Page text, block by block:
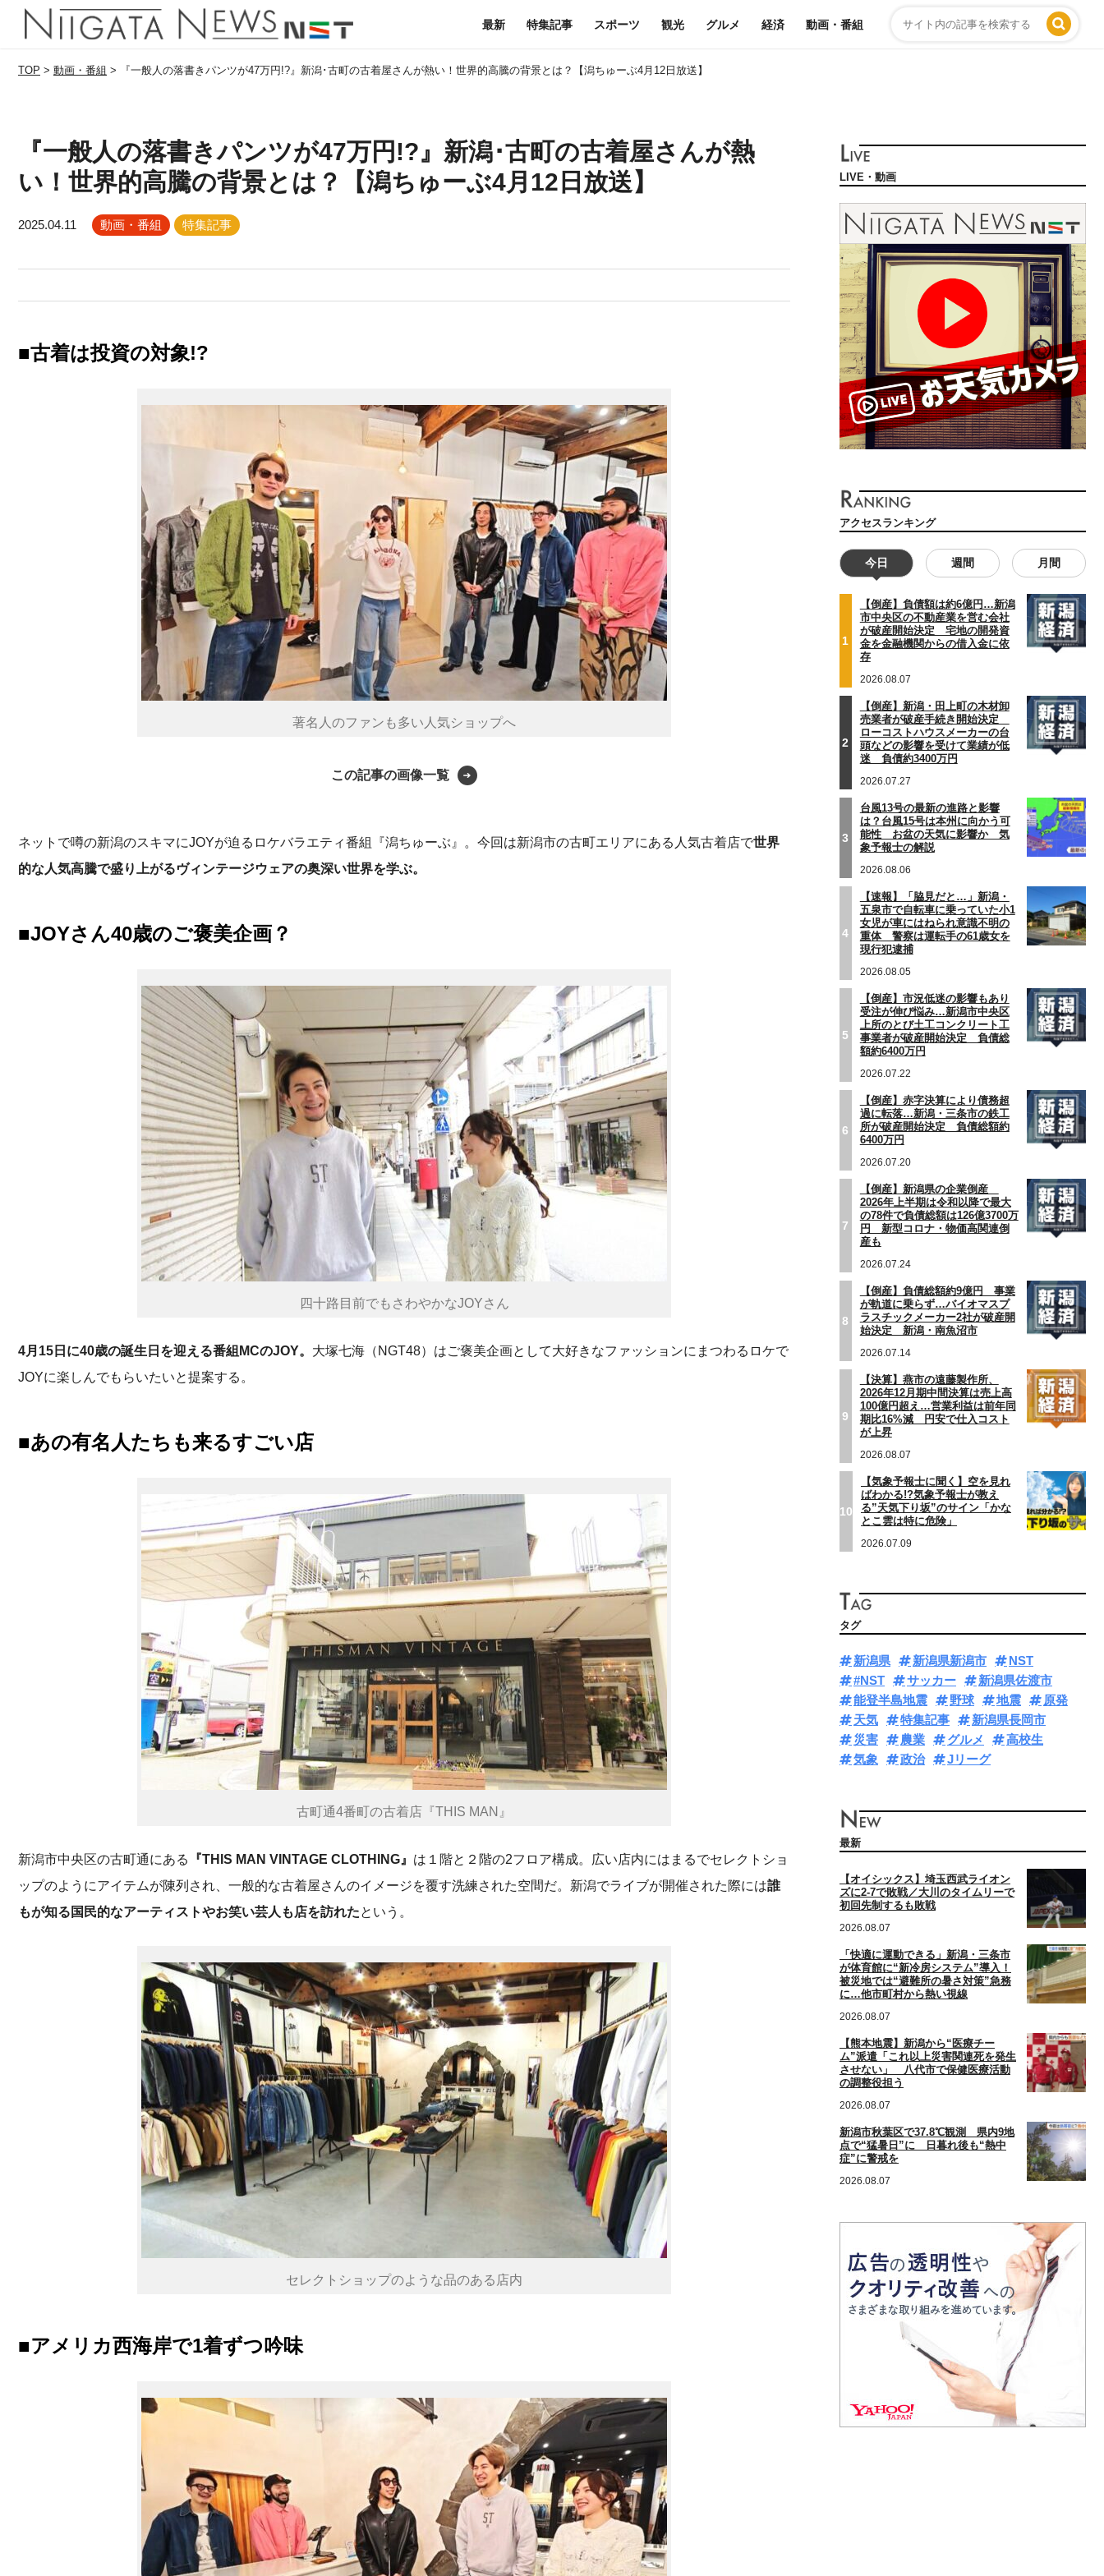
最新 特集記事 スポーツ 観光 グルメ 経済 動画・番組
TOP > 動画・番組 > 『一般人の落書きパンツが47万円!?』新潟･古町の古着屋さんが熱い！世界的高騰の背景とは？【潟ちゅーぶ4月12日放送】
『一般人の落書きパンツが47万円!?』新潟･古町の古着屋さんが熱
い！世界的高騰の背景とは？【潟ちゅーぶ4月12日放送】
2025.04.11 動画・番組 特集記事
■古着は投資の対象!?
著名人のファンも多い人気ショップへ
この記事の画像一覧
ネットで噂の新潟のスキマにJOYが迫るロケバラエティ番組『潟ちゅーぶ』。今回は新潟市の古町エリアにある人気古着店で世界
的な人気高騰で盛り上がるヴィンテージウェアの奥深い世界を学ぶ。
■JOYさん40歳のご褒美企画？
四十路目前でもさわやかなJOYさん
4月15日に40歳の誕生日を迎える番組MCのJOY。 大塚七海（NGT48）はご褒美企画として大好きなファッションにまつわるロケで
JOYに楽しんでもらいたいと提案する。
■あの有名人たちも来るすごい店
古町通4番町の古着店『THIS MAN』
新潟市中央区の古町通にある 『THIS MAN VINTAGE CLOTHING』 は１階と２階の2フロア構成。広い店内にはまるでセレクトショ
ップのようにアイテムが陳列され、一般的な古着屋さんのイメージを覆す洗練された空間だ。新潟でライブが開催された際には誰
もが知る国民的なアーティストやお笑い芸人も店を訪れたという。
セレクトショップのような品のある店内
■アメリカ西海岸で1着ずつ吟味
LIVE・動画
アクセスランキング
今日 週間 月間
1
【倒産】負債額は約6億円…新潟
市中央区の不動産業を営む会社
が破産開始決定 宅地の開発資
金を金融機関からの借入金に依
存
2026.08.07
2
【倒産】新潟・田上町の木材卸
売業者が破産手続き開始決定
ローコストハウスメーカーの台
頭などの影響を受けて業績が低
迷 負債約3400万円
2026.07.27
3
台風13号の最新の進路と影響
は？台風15号は本州に向かう可
能性 お盆の天気に影響か 気
象予報士の解説
2026.08.06
4
【速報】「脇見だと…」新潟・
五泉市で自転車に乗っていた小1
女児が車にはねられ意識不明の
重体 警察は運転手の61歳女を
現行犯逮捕
2026.08.05
5
【倒産】市況低迷の影響もあり
受注が伸び悩み…新潟市中央区
上所のとび土工コンクリート工
事業者が破産開始決定 負債総
額約6400万円
2026.07.22
6
【倒産】赤字決算により債務超
過に転落…新潟・三条市の鉄工
所が破産開始決定 負債総額約
6400万円
2026.07.20
7
【倒産】新潟県の企業倒産
2026年上半期は令和以降で最大
の78件で負債総額は126億3700万
円 新型コロナ・物価高関連倒
産も
2026.07.24
8
【倒産】負債総額約9億円 事業
が軌道に乗らず…バイオマスプ
ラスチックメーカー2社が破産開
始決定 新潟・南魚沼市
2026.07.14
9
【決算】燕市の遠藤製作所、
2026年12月期中間決算は売上高
100億円超え…営業利益は前年同
期比16%減 円安で仕入コスト
が上昇
2026.08.07
10
【気象予報士に聞く】空を見れ
ばわかる!?気象予報士が教え
る”天気下り坂”のサイン「かな
とこ雲は特に危険」
2026.07.09
タグ
新潟県 新潟県新潟市
NST
#NST
サッカー
新潟県佐渡市
能登半島地震
野球 地震
原発
天気
特集記事
新潟県長岡市
災害
農業 グルメ
高校生
気象
政治 Jリーグ
最新
【オイシックス】埼玉西武ライオン
ズに2-7で敗戦／大川のタイムリーで
初回先制するも敗戦
2026.08.07
「快適に運動できる」新潟・三条市
が体育館に“新冷房システム”導入！
被災地では“避難所の暑さ対策”急務
に…他市町村から熱い視線
2026.08.07
【熊本地震】新潟から“医療チー
ム”派遣「これ以上災害関連死を発生
させない」 八代市で保健医療活動
の調整役担う
2026.08.07
新潟市秋葉区で37.8℃観測 県内9地
点で“猛暑日”に 日暮れ後も“熱中
症”に警戒を
2026.08.07